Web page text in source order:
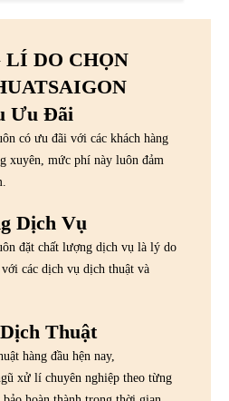
LÍ DO CHỌN
Ưu Đãi
có ưu đãi với các khách hàng
xuyên, mức phí này luôn đảm
Dịch Vụ
đặt chất lượng dịch vụ là lý do
các dịch vụ dịch thuật và
Thuật
hàng đầu hện nay,
xử lí chuyên nghiệp theo từng